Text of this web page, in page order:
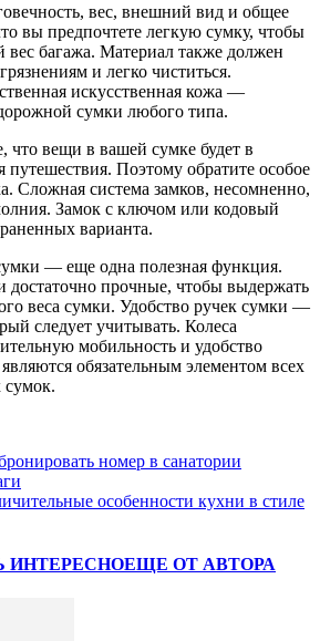
вес, внешний вид и общее
вы предпочтете легкую сумку, чтобы
вес багажа. Материал также должен
и легко чиститься.
искусственная кожа —
сумки любого типа.
что вещи в вашей сумке будет в
путешествия. Поэтому обратите особое
Сложная система замков, несомненно,
Замок с ключом или кодовый
варианта.
— еще одна полезная функция.
достаточно прочные, чтобы выдержать
веса сумки. Удобство ручек сумки —
следует учитывать. Колеса
мобильность и удобство
обязательным элементом всех
сумок.
номер в санатории
особенности кухни в стиле
ИНТЕРЕСНОЕЩЕ ОТ АВТОРА